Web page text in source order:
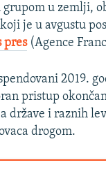
u zemlji,
je u avgustu
pres(Agence
2019.
pristup
države i raznih
drogom.